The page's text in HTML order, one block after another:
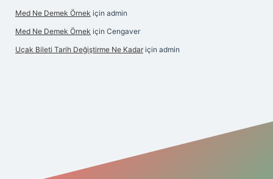
Med Ne Demek Örnek için admin
Med Ne Demek Örnek için Cengaver
Uçak Bileti Tarih Değiştirme Ne Kadar için admin